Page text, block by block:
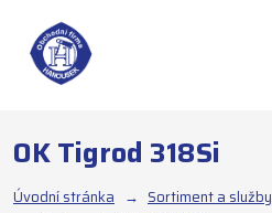
OK Tigrod 318Si
Úvodní stránka Sortiment a služby